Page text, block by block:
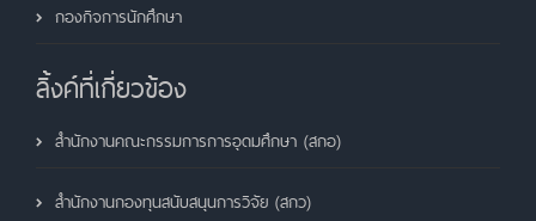
กองกิจการนักศึกษา
ลิ้งค์ที่เกี่ยวข้อง
สำนักงานคณะกรรมการการอุดมศึกษา (สกอ)
สำนักงานกองทุนสนับสนุนการวิจัย (สกว)